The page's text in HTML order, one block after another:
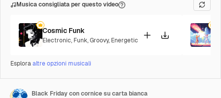
Musica consigliata per questo video
Cosmic Funk
Electronic, Funk,Groovy, Energetic
Esploraaltre opzioni musicali
Black Friday con cornice su carta bianca